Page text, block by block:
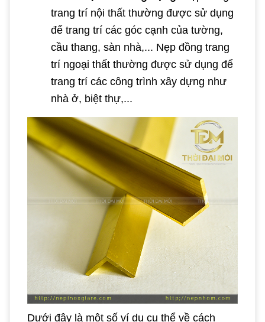
trang trí nội thất thường được sử dụng
để trang trí các góc cạnh của tường,
cầu thang, sàn nhà,... Nẹp đồng trang
trí ngoại thất thường được sử dụng để
trang trí các công trình xây dựng như
nhà ở, biệt thự,...
Dưới đây là một số ví dụ cụ thể về cách